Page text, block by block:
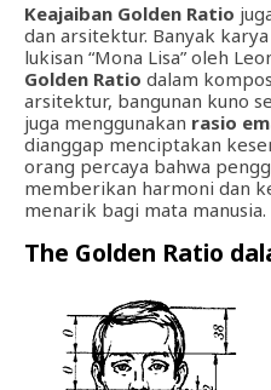
Keajaiban Golden Ratio
dan arsitektur. Banyak
lukisan “Mona Lisa” oleh
Golden Ratio dalam
arsitektur, bangunan kuno
juga menggunakan rasio
dianggap menciptakan
orang percaya bahwa
memberikan harmoni dan
menarik bagi mata manusia.
The Golden Ratio